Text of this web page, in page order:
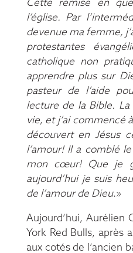
Cette remise en
l’église. Par
devenue ma femme,
protestantes
catholique non
apprendre plus sur
pasteur de l’aide
lecture de la Bible.
vie, et j’ai commencé
découvert en Jésus
l’amour! Il a comblé
mon cœur! Que je
aujourd’hui je suis
de l’amour de Dieu.»
Aujourd’hui, Aurélien
York Red Bulls, après
aux cotés de l’ancien